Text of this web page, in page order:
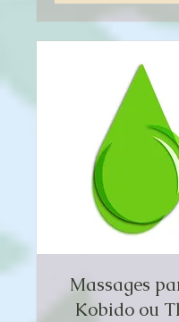
Massages
Kobido ou